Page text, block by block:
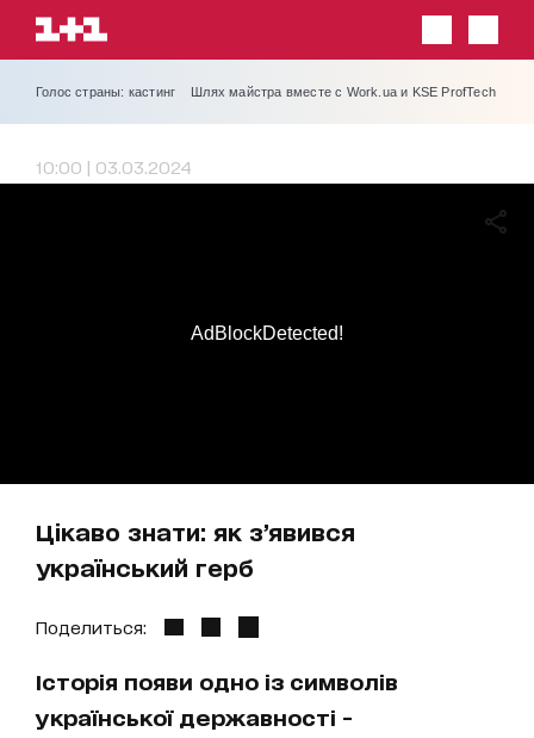
Голос страны: кастинг Шлях майстра вместе с Work.ua и KSE ProfTech
10:00 | 03.03.2024
Цікаво знати: як зʼявився
український герб
AdBlockDetected!
Поделиться:
Історія появи одно із символів
української державності -